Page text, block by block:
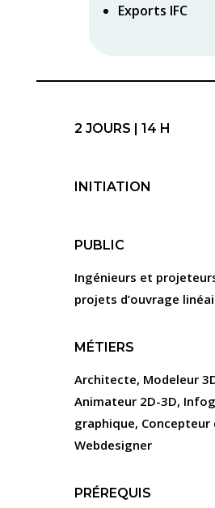
Exports IFC
2 JOURS | 14 H
INITIATION
PUBLIC
Ingénieurs et
projets d’ouvrage
MÉTIERS
Architecte, Modeleur
Animateur 2D-3D,
graphique, Concepteur
Webdesigner
PRÉREQUIS